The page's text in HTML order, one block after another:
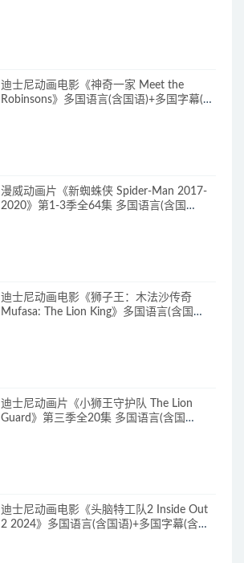
迪士尼动画电影《神奇一家 Meet the
Robinsons》多国语言(含国语)+多国字幕(含
漫威动画片《新蜘蛛侠 Spider-Man 2017-
2020》第1-3季全64集 多国语言(含国
迪士尼动画电影《狮子王：木法沙传奇
Mufasa: The Lion King》多国语言(含国
迪士尼动画片《小狮王守护队 The Lion
Guard》第三季全20集 多国语言(含国
迪士尼动画电影《头脑特工队2 Inside Out
2 2024》多国语言(含国语)+多国字幕(含中